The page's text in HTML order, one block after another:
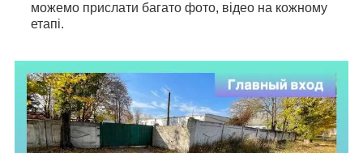
можемо прислати багато фото, відео на кожному
етапі.